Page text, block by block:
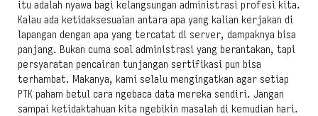
itu adalah nyawa bagi kelangsungan administrasi profesi kita.
Kalau ada ketidaksesuaian antara apa yang kalian kerjakan di
lapangan dengan apa yang tercatat di server, dampaknya bisa
panjang. Bukan cuma soal administrasi yang berantakan, tapi
persyaratan pencairan tunjangan sertifikasi pun bisa
terhambat. Makanya, kami selalu mengingatkan agar setiap
PTK paham betul cara ngebaca data mereka sendiri. Jangan
sampai ketidaktahuan kita ngebikin masalah di kemudian hari.